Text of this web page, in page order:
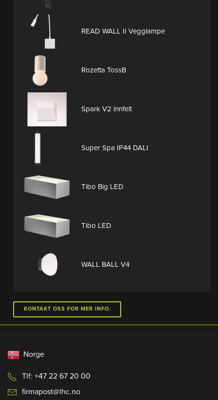
READ WALL II Vegglampe
Rozetta TossB
Spark V2 innfelt
Super Spa IP44 DALI
Tibo Big LED
Tibo LED
WALL BALL V4
KONTAKT OSS FOR MER INFO.
Norge
Tlf: +47 22 67 20 00
firmapost@lhc.no